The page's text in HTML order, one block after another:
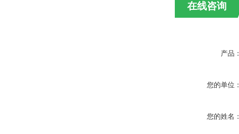
在线咨询
产品：
您的单位：
您的姓名：